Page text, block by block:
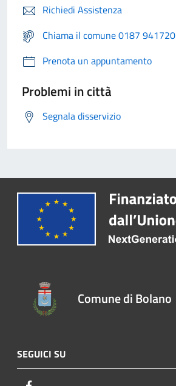
Richiedi Assistenza
Chiama il comune 0187 941720
Prenota un appuntamento
Problemi in città
Segnala disservizio
Comune di Bolano
SEGUICI SU